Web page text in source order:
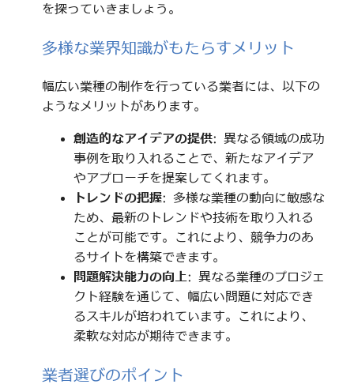
を探っていきましょう。
多様な業界知識がもたらすメリット
幅広い業種の制作を行っている業者には、以下の
ようなメリットがあります。
創造的なアイデアの提供: 異なる領域の成功
事例を取り入れることで、新たなアイデア
やアプローチを提案してくれます。
トレンドの把握: 多様な業種の動向に敏感な
ため、最新のトレンドや技術を取り入れる
ことが可能です。これにより、競争力のあ
るサイトを構築できます。
問題解決能力の向上: 異なる業種のプロジェ
クト経験を通じて、幅広い問題に対応でき
るスキルが培われています。これにより、
柔軟な対応が期待できます。
業者選びのポイント